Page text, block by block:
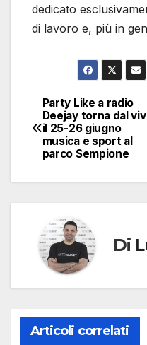
dedicato
di lavoro e, più in
articoli
Party Like a radio
Deejay torna dal
il 25-26 giugno
musica e sport al
parco Sempione
Di
Articoli correlati